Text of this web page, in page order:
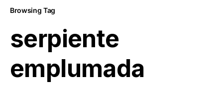
Browsing Tag
serpiente
emplumada